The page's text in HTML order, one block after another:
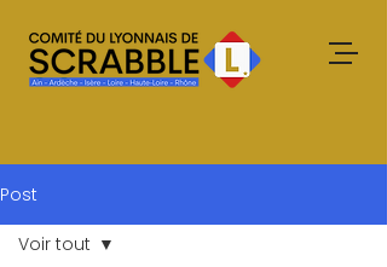
Post
Voir tout